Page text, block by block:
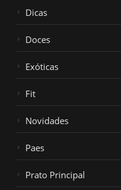
Dicas
Doces
Exóticas
Fit
Novidades
Paes
Prato Principal